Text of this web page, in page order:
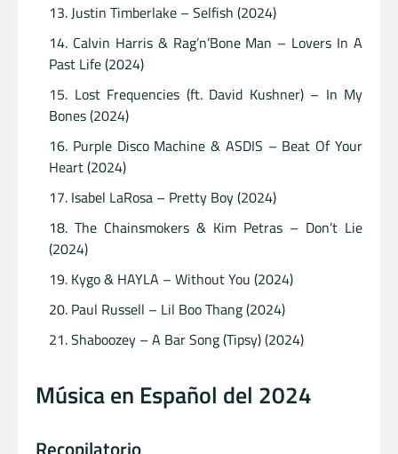
Justin Timberlake – Selfish (2024)
Calvin Harris & Rag’n’Bone Man – Lovers In A
Past Life (2024)
Lost Frequencies (ft. David Kushner) – In My
Bones (2024)
Purple Disco Machine & ASDIS – Beat Of Your
Heart (2024)
Isabel LaRosa – Pretty Boy (2024)
The Chainsmokers & Kim Petras – Don’t Lie
(2024)
Kygo & HAYLA – Without You (2024)
Paul Russell – Lil Boo Thang (2024)
Shaboozey – A Bar Song (Tipsy) (2024)
Música en Español del 2024